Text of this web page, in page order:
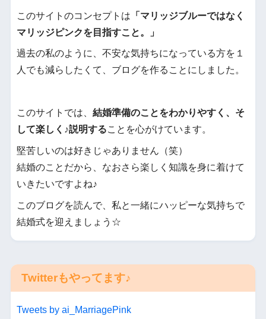
このサイトのコンセプトは 「マリッジブルーではなく
マリッジピンクを目指すこと。」
過去の私のように、不安な気持ちになっている方を１
人でも減らしたくて、ブログを作ることにしました。
このサイトでは、 結婚準備のことをわかりやすく、そ
して楽しく♪説明することを心がけています。
堅苦しいのは好きじゃありません（笑）
結婚のことだから、なおさら楽しく知識を身に着けて
いきたいですよね♪
このブログを読んで、私と一緒にハッピーな気持ちで
結婚式を迎えましょう☆
Twitterもやってます♪
Tweets by ai_MarriagePink